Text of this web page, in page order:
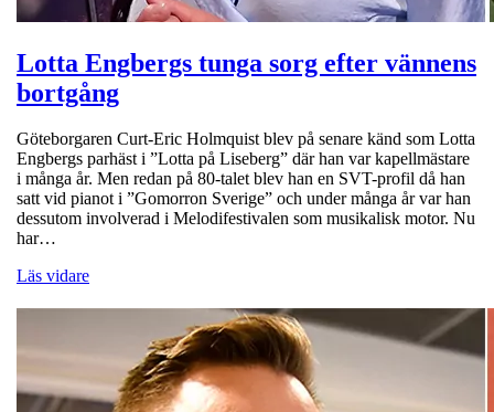
Lotta Engbergs tunga sorg efter vännens
bortgång
Göteborgaren Curt-Eric Holmquist blev på senare känd som Lotta
Engbergs parhäst i ”Lotta på Liseberg” där han var kapellmästare
i många år. Men redan på 80-talet blev han en SVT-profil då han
satt vid pianot i ”Gomorron Sverige” och under många år var han
dessutom involverad i Melodifestivalen som musikalisk motor. Nu
har…
Läs vidare